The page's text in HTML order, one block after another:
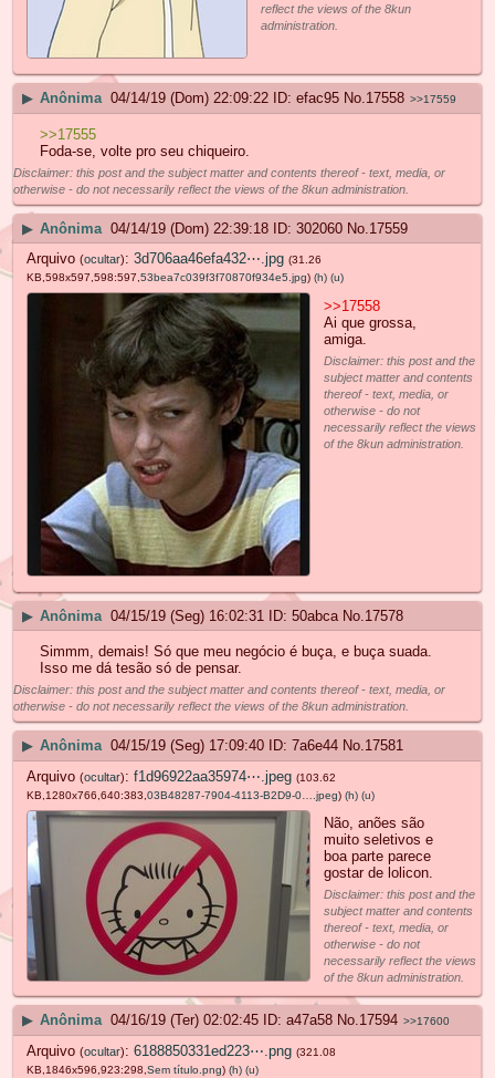
reflect the views of the 8kun
administration.
▶ Anônima 04/14/19 (Dom) 22:09:22 efac95 No. 17558 >>17559
>>17555
Foda-se, volte pro seu chiqueiro.
Disclaimer: this post and the subject matter and contents thereof - text, media, or
otherwise - do not necessarily reflect the views of the 8kun administration.
▶ Anônima 04/14/19 (Dom) 22:39:18 302060 No.17559
Arquivo (ocultar): 3d706aa46efa432⋯.jpg (31.26
KB,598x597,598:597,53bea7c039f3f70870f934e5.jpg) (h) (u)
>>17558
Ai que grossa,
amiga.
Disclaimer: this post and the
subject matter and contents
thereof - text, media, or
otherwise - do not
necessarily reflect the views
of the 8kun administration.
▶ Anônima 04/15/19 (Seg) 16:02:31 50abca No.17578
Simmm, demais! Só que meu negócio é buça, e buça suada.
Isso me dá tesão só de pensar.
Disclaimer: this post and the subject matter and contents thereof - text, media, or
otherwise - do not necessarily reflect the views of the 8kun administration.
▶ Anônima 04/15/19 (Seg) 17:09:40 7a6e44 No.17581
Arquivo (ocultar): f1d96922aa35974⋯.jpeg (103.62
KB,1280x766,640:383, 03B48287-7904-4113-B2D9-0….jpeg) (h) (u)
Não, anões são
muito seletivos e
boa parte parece
gostar de lolicon.
Disclaimer: this post and the
subject matter and contents
thereof - text, media, or
otherwise - do not
necessarily reflect the views
of the 8kun administration.
▶ Anônima 04/16/19 (Ter) 02:02:45 a47a58 No.17594 >>17600
Arquivo (ocultar): 6188850331ed223⋯.png (321.08
KB,1846x596,923:298, Sem título.png) (h) (u)